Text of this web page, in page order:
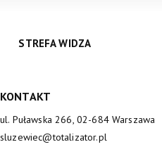
STREFA WIDZA
KONTAKT
ul. Puławska 266, 02-684 Warszawa
sluzewiec@totalizator.pl